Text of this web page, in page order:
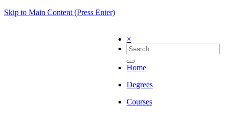
Skip to Main Content (Press Enter)
×
Home
Degrees
Courses